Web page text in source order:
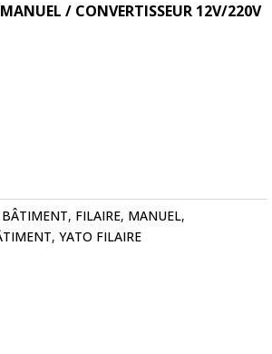
MANUEL / CONVERTISSEUR 12V/220V
BÂTIMENT, FILAIRE, MANUEL,
, YATO FILAIRE